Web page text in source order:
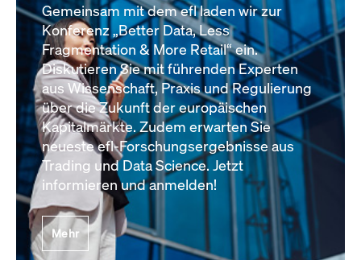
Gemeinsam mit dem efl laden wir zur
Konferenz „Better Data, Less
Fragmentation & More Retail“ ein.
Diskutieren Sie mit führenden Experten
aus Wissenschaft, Praxis und Regulierung
über die Zukunft der europäischen
Kapitalmärkte. Zudem erwarten Sie
neueste efl-Forschungsergebnisse aus
Trading und Data Science. Jetzt
informieren und anmelden!
Mehr